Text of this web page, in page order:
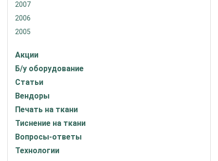
2007
2006
2005
Акции
Б/у оборудование
Статьи
Вендоры
Печать на ткани
Тиснение на ткани
Вопросы-ответы
Технологии